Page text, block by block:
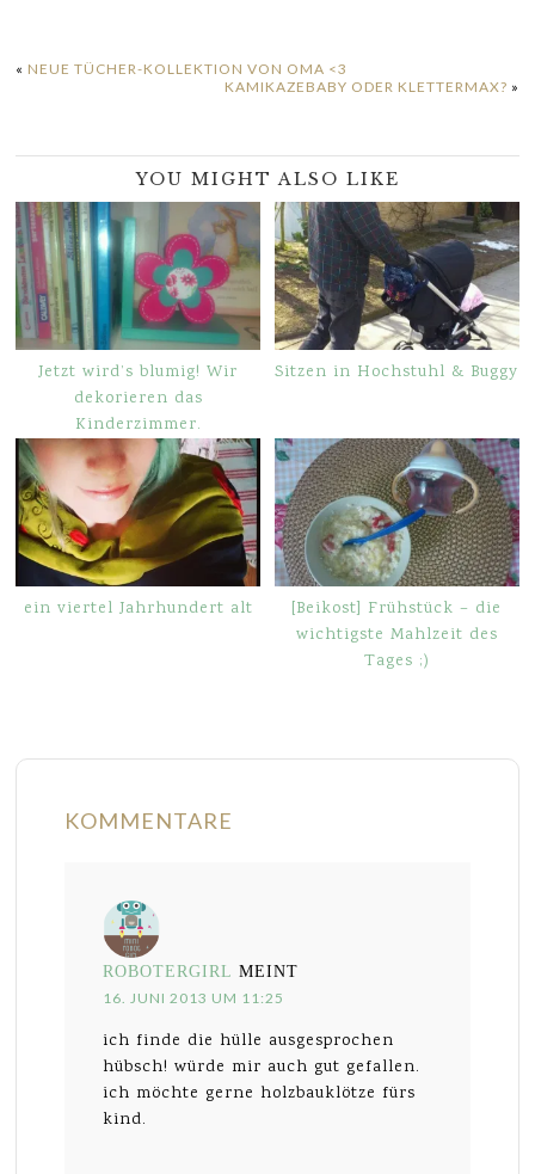
« NEUE TÜCHER-KOLLEKTION VON OMA <3
KAMIKAZEBABY ODER KLETTERMAX? »
YOU MIGHT ALSO LIKE
Jetzt wird’s blumig! Wir
dekorieren das
Kinderzimmer.
Sitzen in Hochstuhl & Buggy
ein viertel Jahrhundert alt
[Beikost] Frühstück – die
wichtigste Mahlzeit des
Tages ;)
KOMMENTARE
ROBOTERGIRL MEINT
16. JUNI 2013 UM 11:25
ich finde die hülle ausgesprochen
hübsch! würde mir auch gut gefallen.
ich möchte gerne holzbauklötze fürs
kind.